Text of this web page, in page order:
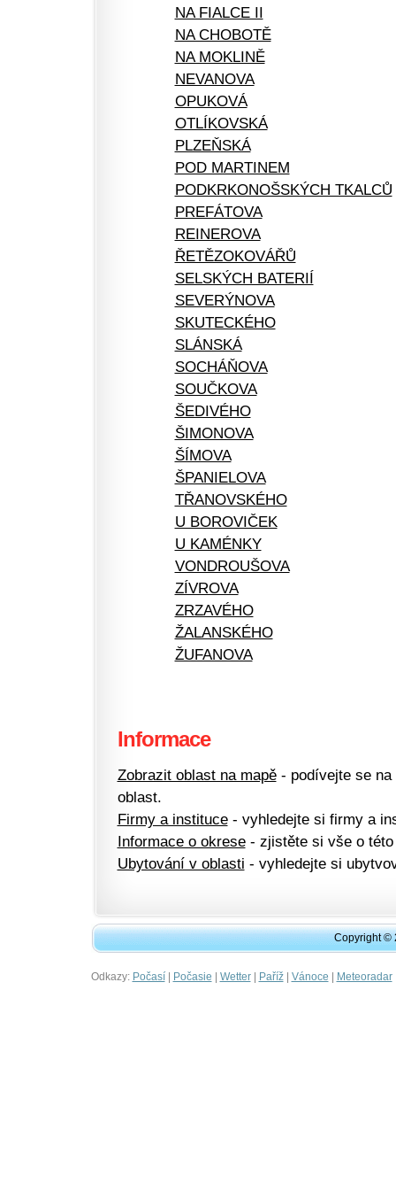
NA FIALCE II
NA CHOBOTĚ
NA MOKLINĚ
NEVANOVA
OPUKOVÁ
OTLÍKOVSKÁ
PLZEŇSKÁ
POD MARTINEM
PODKRKONOŠSKÝCH TKALCŮ
PREFÁTOVA
REINEROVA
ŘETĚZOKOVÁŘŮ
SELSKÝCH BATERIÍ
SEVERÝNOVA
SKUTECKÉHO
SLÁNSKÁ
SOCHÁŇOVA
SOUČKOVA
ŠEDIVÉHO
ŠIMONOVA
ŠÍMOVA
ŠPANIELOVA
TŘANOVSKÉHO
U BOROVIČEK
U KAMÉNKY
VONDROUŠOVA
ZÍVROVA
ZRZAVÉHO
ŽALANSKÉHO
ŽUFANOVA
Informace
Zobrazit oblast na mapě- podívejte se na
oblast.
Firmy a instituce- vyhledejte si firmy a
Informace o okrese- zjistěte si vše o této
Ubytování v oblasti - vyhledejte si
Copyright ©
Odkazy: Počasí| Počasie | Wetter| Paříž| Vánoce | Meteoradar